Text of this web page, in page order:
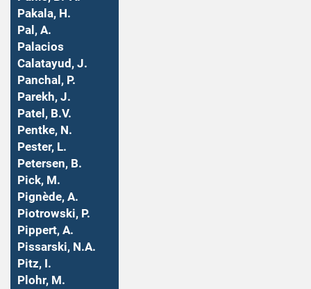
Pakala, H.
Pal, A.
Palacios
Calatayud, J.
Panchal, P.
Parekh, J.
Patel, B.V.
Pentke, N.
Pester, L.
Petersen, B.
Pick, M.
Pignède, A.
Piotrowski, P.
Pippert, A.
Pissarski, N.A.
Pitz, I.
Plohr, M.